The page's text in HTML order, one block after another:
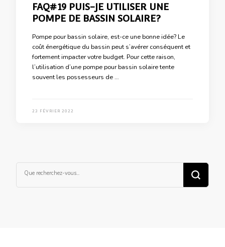
FAQ#19 PUIS-JE UTILISER UNE
POMPE DE BASSIN SOLAIRE?
Pompe pour bassin solaire, est-ce une bonne idée? Le
coût énergétique du bassin peut s’avérer conséquent et
fortement impacter votre budget. Pour cette raison,
l’utilisation d’une pompe pour bassin solaire tente
souvent les possesseurs de …
23 FÉVRIER 2022
recherchiez
quelque